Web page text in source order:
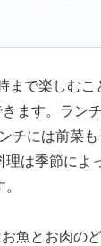
まで楽しむこ
ます。ラン
チには前菜
理は季節によ
魚とお肉の